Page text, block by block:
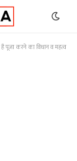
पूजा करने का विधान व महत्व